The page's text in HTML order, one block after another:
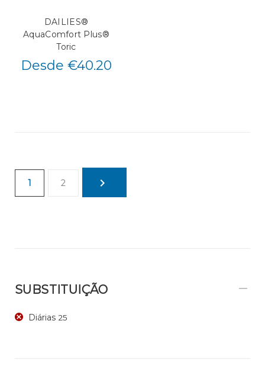
DAILIES®
AquaComfort Plus®
Toric
Desde €40.20
1 2
SUBSTITUIÇÃO
Diárias 25